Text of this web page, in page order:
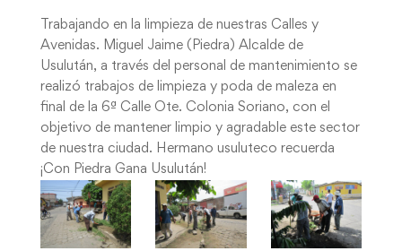
Trabajando en la limpieza de nuestras Calles y
Avenidas. Miguel Jaime (Piedra) Alcalde de
Usulután, a través del personal de mantenimiento se
realizó trabajos de limpieza y poda de maleza en
final de la 6ª Calle Ote. Colonia Soriano, con el
objetivo de mantener limpio y agradable este sector
de nuestra ciudad. Hermano usuluteco recuerda
¡Con Piedra Gana Usulután!